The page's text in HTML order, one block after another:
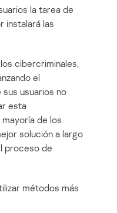
la tarea de
instalará las
cibercriminales,
el
usuarios no
esta
de los
solución a largo
proceso de
métodos más